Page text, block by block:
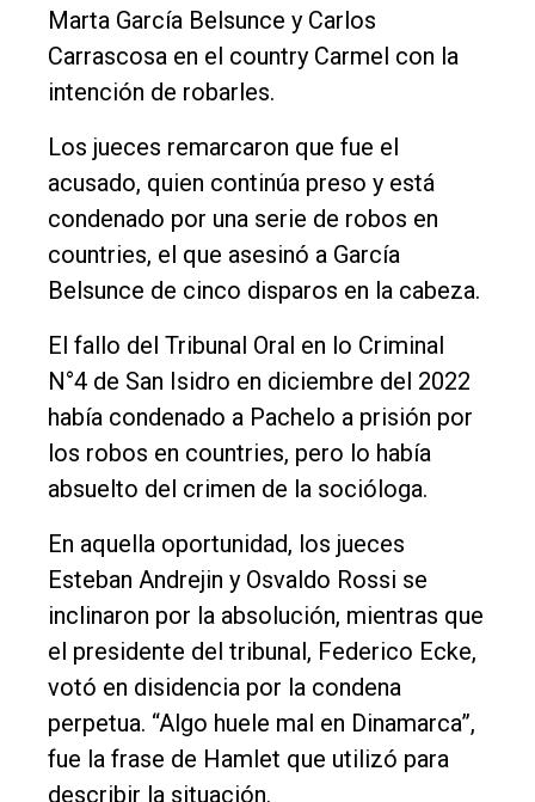
Marta García Belsunce y Carlos
Carrascosa en el country Carmel con la
intención de robarles.
Los jueces remarcaron que fue el
acusado, quien continúa preso y está
condenado por una serie de robos en
countries, el que asesinó a García
Belsunce de cinco disparos en la cabeza.
El fallo del Tribunal Oral en lo Criminal
N°4 de San Isidro en diciembre del 2022
había condenado a Pachelo a prisión por
los robos en countries, pero lo había
absuelto del crimen de la socióloga.
En aquella oportunidad, los jueces
Esteban Andrejin y Osvaldo Rossi se
inclinaron por la absolución, mientras que
el presidente del tribunal, Federico Ecke,
votó en disidencia por la condena
perpetua. “Algo huele mal en Dinamarca”,
fue la frase de Hamlet que utilizó para
describir la situación.